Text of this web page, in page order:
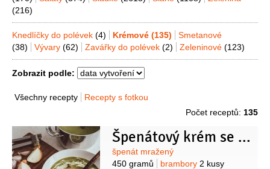
(216)
Knedlíčky do polévek (4) Krémové (135)
Smetanové
(38)
Vývary (62) Zavářky do polévek (2) Zeleninové (123)
Zobrazit podle:
Všechny recepty
Recepty s fotkou
Počet receptů: 135
Špenátový krém se škvarky
Suroviny
špenát mražený
450 gramů
brambory 2 kusy